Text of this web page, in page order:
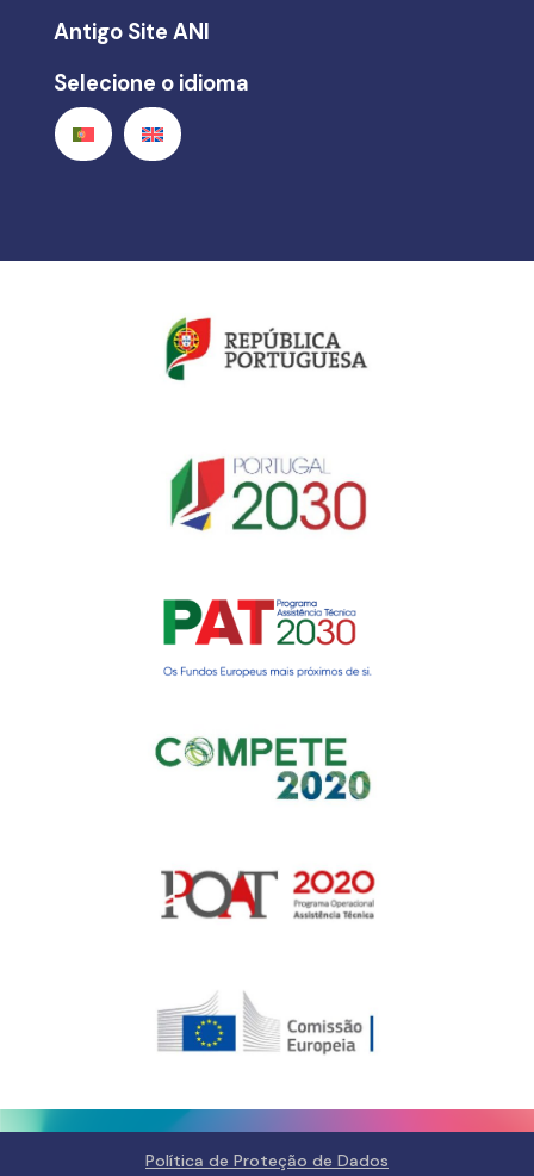
Gerir o Consentimento de
Para fornecer as melhores experiências, usamos tecnologias como
cookies para armazenar e/ou aceder a informações do dispositivo.
Consentir com essas tecnologias nos permitirá processar dados, como
comportamento de navegação ou IDs exclusivos neste site. Não consentir
Antigo Site ANI
Selecione o idioma
Política de Proteção de Dados